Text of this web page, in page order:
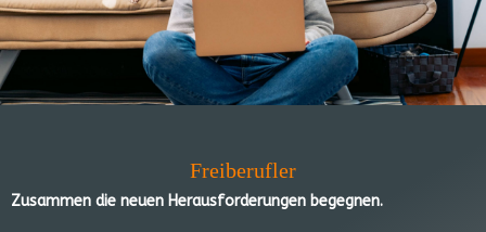
Freiberufler
Zusammen die neuen Herausforderungen begegnen.